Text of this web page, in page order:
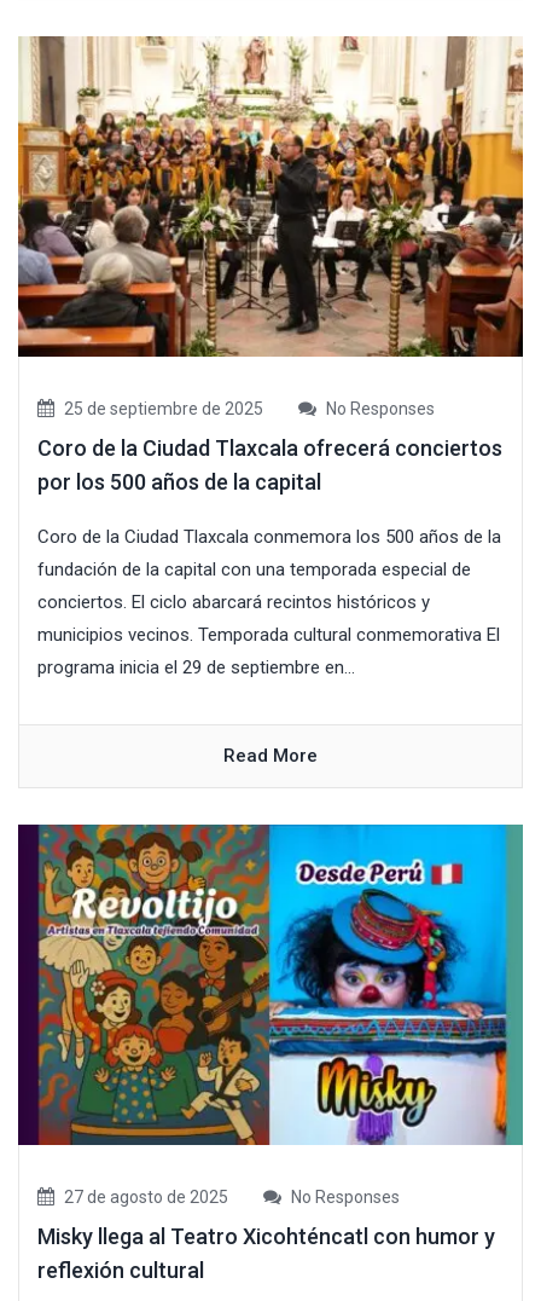
25 de septiembre de 2025 No Responses
Coro de la Ciudad Tlaxcala ofrecerá conciertos
por los 500 años de la capital
Coro de la Ciudad Tlaxcala conmemora los 500 años de la
fundación de la capital con una temporada especial de
conciertos. El ciclo abarcará recintos históricos y
municipios vecinos. Temporada cultural conmemorativa El
programa inicia el 29 de septiembre en...
Read More
27 de agosto de 2025 No Responses
Misky llega al Teatro Xicohténcatl con humor y
reflexión cultural